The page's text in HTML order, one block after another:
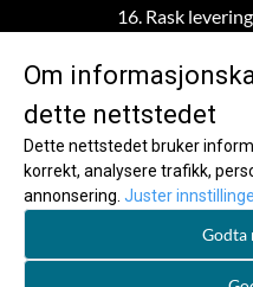
16. Rask
OM OSS
Frøystad AS
6095 Bølandet
MENY
Om Frøystad
Kontaktinfo
INFO
Registrer deg for å motta
Om
dette nettstedet
Dette nettstedet bruker
korrekt, analysere trafikk,
annonsering. Juster
Godta